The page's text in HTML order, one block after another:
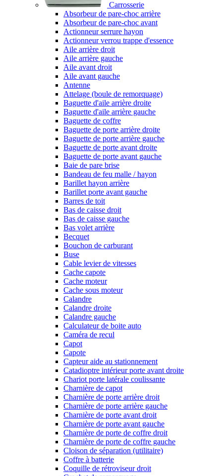
Carrosserie
Absorbeur de pare-choc arrière
Absorbeur de pare-choc avant
Actionneur serrure hayon
Actionneur verrou trappe d'essence
Aile arrière droit
Aile arrière gauche
Aile avant droit
Aile avant gauche
Antenne
Attelage (boule de remorquage)
Baguette d'aile arrière droite
Baguette d'aile arrière gauche
Baguette de coffre
Baguette de porte arrière droite
Baguette de porte arrière gauche
Baguette de porte avant droite
Baguette de porte avant gauche
Baie de pare brise
Bandeau de feu malle / hayon
Barillet hayon arrière
Barillet porte avant gauche
Barres de toit
Bas de caisse droit
Bas de caisse gauche
Bas volet arrière
Becquet
Bouchon de carburant
Buse
Cable levier de vitesses
Cache capote
Cache moteur
Cache sous moteur
Calandre
Calandre droite
Calandre gauche
Calculateur de boite auto
Caméra de recul
Capot
Capote
Capteur aide au stationnement
Catadioptre intérieur porte avant droite
Chariot porte latérale coulissante
Charnière de capot
Charnière de porte arrière droit
Charnière de porte arrière gauche
Charnière de porte avant droit
Charnière de porte avant gauche
Charnière de porte de coffre droit
Charnière de porte de coffre gauche
Cloison de séparation (utilitaire)
Coffre à batterie
Coquille de rétroviseur droit